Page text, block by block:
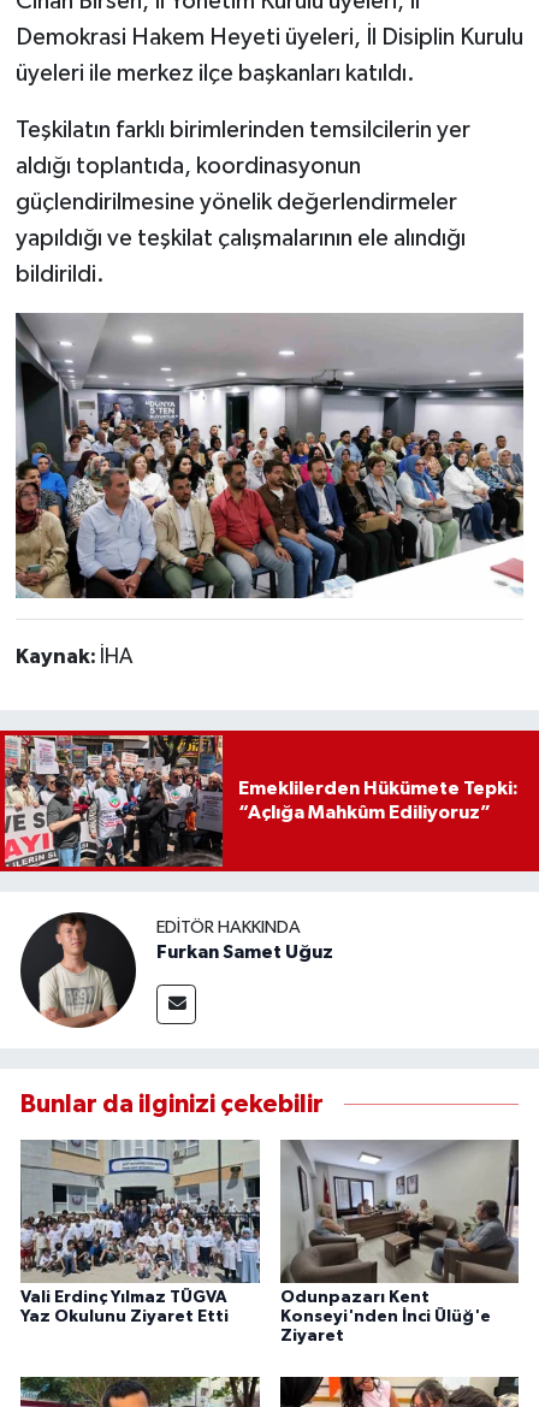
Demokrasi Hakem Heyeti üyeleri, İl Disiplin Kurulu
üyeleri ile merkez ilçe başkanları katıldı.
Teşkilatın farklı birimlerinden temsilcilerin yer
aldığı toplantıda, koordinasyonun
güçlendirilmesine yönelik değerlendirmeler
yapıldığı ve teşkilat çalışmalarının ele alındığı
bildirildi.
Kaynak: İHA
Emeklilerden Hükümete Tepki:
“Açlığa Mahkûm Ediliyoruz”
EDITÖR HAKKINDA
Furkan Samet Uğuz
Bunlar da ilginizi çekebilir
Vali Erdinç Yılmaz TÜGVA
Yaz Okulunu Ziyaret Etti
Odunpazarı Kent
Konseyi'nden İnci Ülüğ'e
Ziyaret